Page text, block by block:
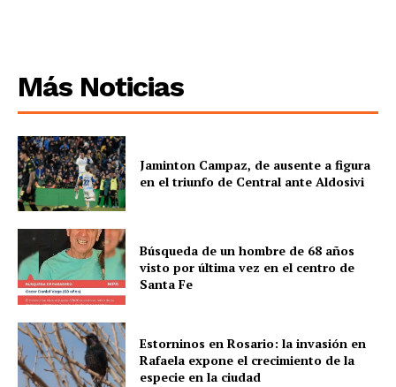
Más Noticias
Jaminton Campaz, de ausente a figura
en el triunfo de Central ante Aldosivi
Búsqueda de un hombre de 68 años
visto por última vez en el centro de
Santa Fe
Estorninos en Rosario: la invasión en
Rafaela expone el crecimiento de la
especie en la ciudad